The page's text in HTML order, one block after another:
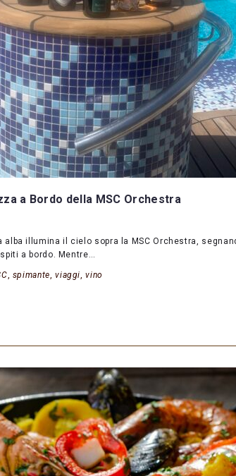
a Bordo della MSC Orchestra
illumina il cielo sopra la MSC Orchestra,
a bordo. Mentre…
, spimante,viaggi,vino